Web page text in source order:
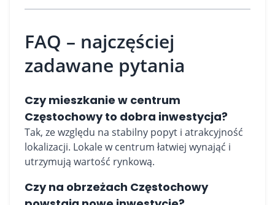
FAQ – najczęściej
zadawane pytania
Czy mieszkanie w centrum
Częstochowy to dobra inwestycja?
Tak, ze względu na stabilny popyt i atrakcyjność
lokalizacji. Lokale w centrum łatwiej wynająć i
utrzymują wartość rynkową.
Czy na obrzeżach Częstochowy